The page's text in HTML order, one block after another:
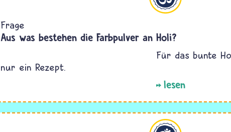
Frage
Aus was bestehen die Farbpulver an Holi?
Für das bunte
nur ein Rezept.
lesen